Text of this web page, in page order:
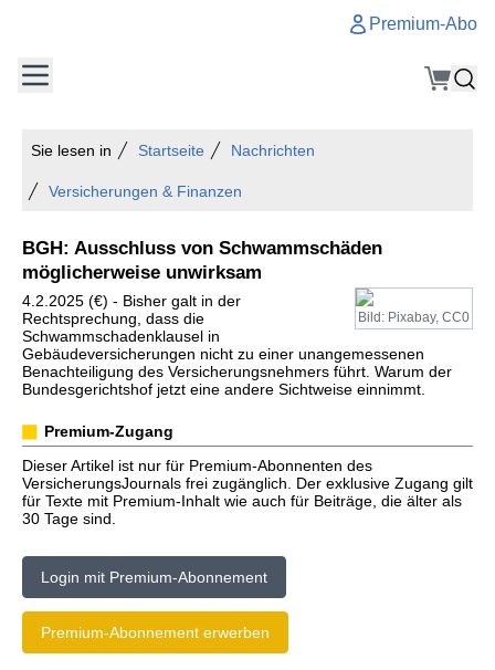
Premium-Abo
Sie lesen in Startseite Nachrichten
Versicherungen & Finanzen
BGH: Ausschluss von Schwammschäden
möglicherweise unwirksam
Bild: Pixabay, CC0
4.2.2025 (€) - Bisher galt in der
Rechtsprechung, dass die
Schwammschadenklausel in
Gebäudeversicherungen nicht zu einer unangemessenen
Benachteiligung des Versicherungsnehmers führt. Warum der
Bundesgerichtshof jetzt eine andere Sichtweise einnimmt.
Premium-Zugang
Dieser Artikel ist nur für Premium-Abonnenten des
VersicherungsJournals frei zugänglich. Der exklusive Zugang gilt
für Texte mit Premium-Inhalt wie auch für Beiträge, die älter als
30 Tage sind.
Login mit Premium-Abonnement
Premium-Abonnement erwerben